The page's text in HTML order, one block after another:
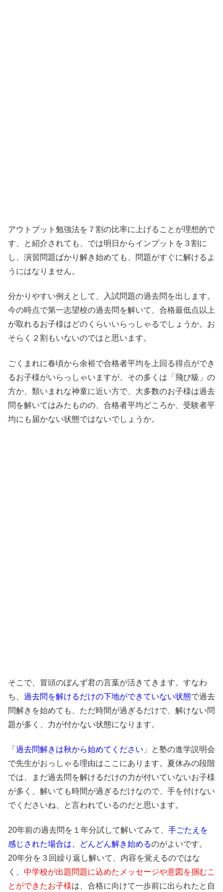
アウトプット勉強法を７割の比率に上げることが理想的で
す、と紹介されても、では明日からインプットを３割に
し、演習問題ばかり解き始めても、問題がすぐに解けるよ
うにはなりません。
分かりやすい例えとして、入試問題の過去問を出します。
今の時点で第一志望校の過去問を解いて、合格最低点以上
が取れるお子様はどのくらいいらっしゃるでしょうか。お
そらく２割もいないのではと思います。
ごくまれに春頃から余裕で合格者平均を上回る得点ができ
るお子様がいらっしゃいますが、その多くは「飛び級」の
方か、類いまれな神童に近い方で、大多数のお子様は過去
問を解いてはみたものの、合格者平均どころか、受験者平
均にも届かない状態ではないでしょうか。
そこで、冒頭のぼんず君の言葉が活きてきます。すなわ
ち、 過去問を解けるだけの下地ができていない状態で過去
問解きを始めても、ただ時間が過ぎるだけで、解けない問
題が多く、力が付かない状態になります。
「 過去問解きは秋から始めてください 」と塾の進学説明会
で先生がおっしゃる理由はここにあります。夏休みの段階
では、まだ過去問を解けるだけの力が付いていないお子様
が多く、解いても時間が過ぎるだけなので、手を付けない
でくださいね、と言われているのだと思います。
20年前の過去問を１年分試して解いてみて、 手ごたえを
感じされた場合は、どんどん解き始めるのがよいです。
20年分を３回繰り返し解いて、内容を覚えるのではな
く、 中学校が出題問題に込めたメッセージや意図を掴むこ
とができたお子様は、合格に向けて一歩前に出られたと自